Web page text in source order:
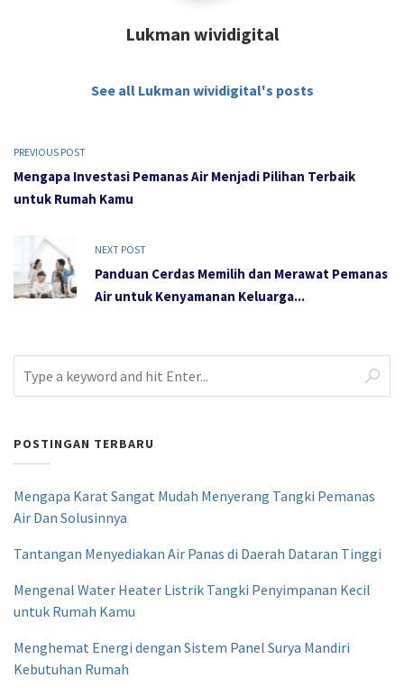
Lukman wividigital
See all Lukman wividigital's posts
PREVIOUS POST
Mengapa Investasi Pemanas Air Menjadi Pilihan Terbaik
untuk Rumah Kamu
NEXT POST
Panduan Cerdas Memilih dan Merawat Pemanas
Air untuk Kenyamanan Keluarga...
POSTINGAN TERBARU
Mengapa Karat Sangat Mudah Menyerang Tangki Pemanas
Air Dan Solusinnya
Tantangan Menyediakan Air Panas di Daerah Dataran Tinggi
Mengenal Water Heater Listrik Tangki Penyimpanan Kecil
untuk Rumah Kamu
Menghemat Energi dengan Sistem Panel Surya Mandiri
Kebutuhan Rumah